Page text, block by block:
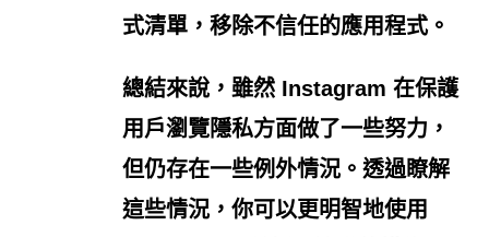
式清單，移除不信任的應用程式。
總結來說，雖然 Instagram 在保護
用戶瀏覽隱私方面做了一些努力，
但仍存在一些例外情況。透過瞭解
這些情況，你可以更明智地使用